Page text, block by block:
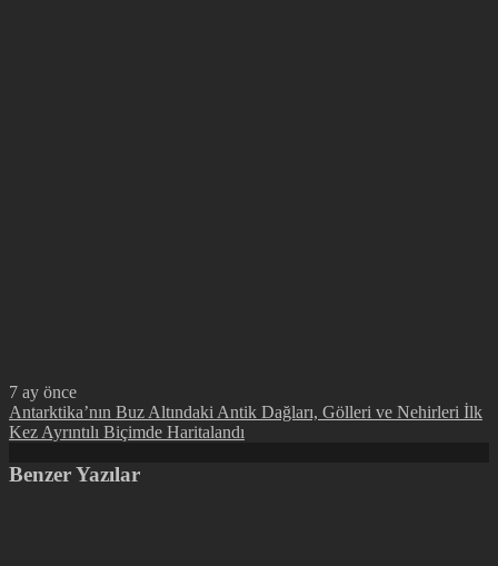
7 ay önce
Antarktika’nın Buz Altındaki Antik Dağları, Gölleri ve Nehirleri İlk
Kez Ayrıntılı Biçimde Haritalandı
Benzer Yazılar